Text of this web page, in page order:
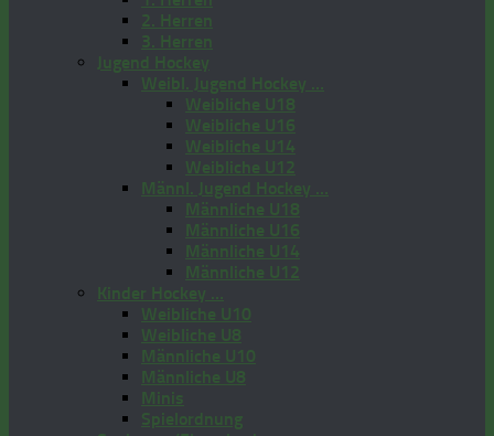
2. Herren
3. Herren
Jugend Hockey
Weibl. Jugend Hockey …
Weibliche U18
Weibliche U16
Weibliche U14
Weibliche U12
Männl. Jugend Hockey …
Männliche U18
Männliche U16
Männliche U14
Männliche U12
Kinder Hockey …
Weibliche U10
Weibliche U8
Männliche U10
Männliche U8
Minis
Spielordnung